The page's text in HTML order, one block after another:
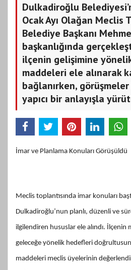
Dulkadiroğlu
Ocak Ayı Olağan Meclis
Belediye Başkanı
başkanlığında
ilçenin gelişimine
maddeleri ele alınarak
bağlanırken, görüşmeler
yapıcı bir anlayışla
İmar ve Planlama Konuları Görüşüldü
Meclis toplantısında imar konuları
Dulkadiroğlu’nun planlı, düzenli ve
ilgilendiren hususlar ele alındı. İlçenin
geleceğe yönelik hedefleri
maddeleri meclis üyelerinin